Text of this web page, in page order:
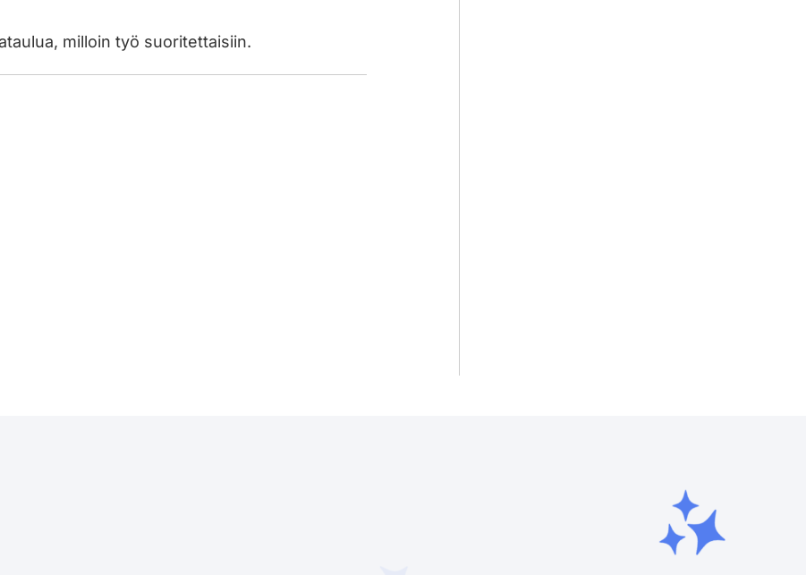
milloin työ suoritettaisiin.